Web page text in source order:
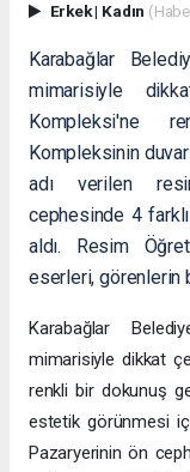
Erkek| Kadın
Karabağlar
mimarisiyle
Kompleksi'ne
Kompleksinin
adı verilen
cephesinde 4
aldı. Resim
eserleri, görenlerin
Karabağlar
mimarisiyle dikkat
renkli bir dokunuş
estetik görünmesi
Pazaryerinin ön